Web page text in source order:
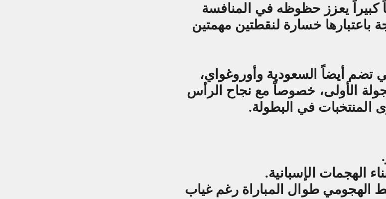
كبيراً يعزز حظوظه في المنافسة
باعتبارها خسارة لنقطتين مهمتين
تضم أيضاً السعودية وأوروغواي،
الأولى، خصوصاً مع نجاح الرأس
المنتخبات في البطولة.
.
الهجمات الإسبانية.
الهجومي طوال المباراة رغم غياب